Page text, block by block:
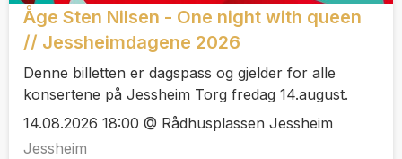
Åge Sten Nilsen - One night with queen
// Jessheimdagene 2026
Denne billetten er dagspass og gjelder for alle
konsertene på Jessheim Torg fredag 14.august.
14.08.2026 18:00 @ Rådhusplassen Jessheim
Jessheim